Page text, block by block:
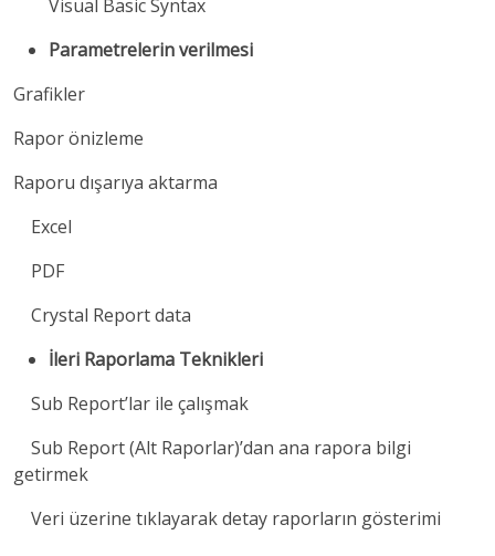
Visual Basic Syntax
Parametrelerin verilmesi
Grafikler
Rapor önizleme
Raporu dışarıya aktarma
Excel
PDF
Crystal Report data
İleri Raporlama Teknikleri
Sub Report’lar ile çalışmak
Sub Report (Alt Raporlar)’dan ana rapora bilgi
getirmek
Veri üzerine tıklayarak detay raporların gösterimi